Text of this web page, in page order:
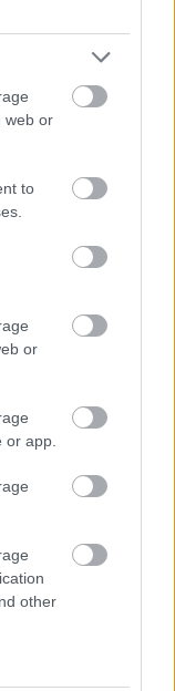
web or
to
or
app.
other
150.
Gergely